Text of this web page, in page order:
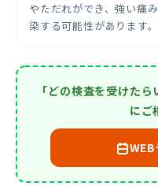
やただれができ、強い痛
染する可能性があります。
「どの検査を受けた
にご